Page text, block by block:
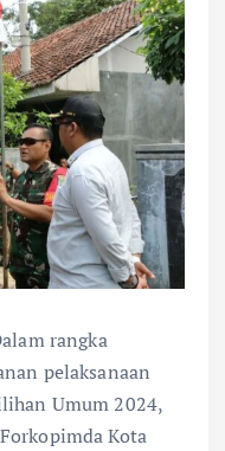
rangka
pelaksanaan
Umum 2024,
Kota